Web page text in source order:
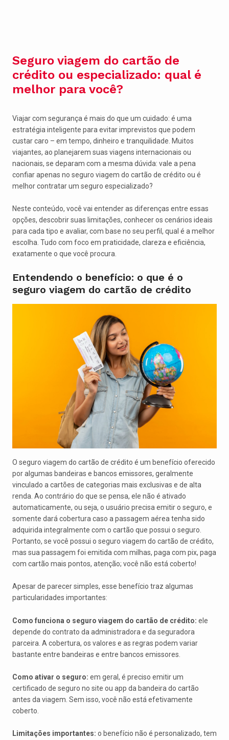
Seguro viagem do cartão de
crédito ou especializado: qual é
melhor para você?
Viajar com segurança é mais do que um cuidado: é uma
estratégia inteligente para evitar imprevistos que podem
custar caro – em tempo, dinheiro e tranquilidade. Muitos
viajantes, ao planejarem suas viagens internacionais ou
nacionais, se deparam com a mesma dúvida: vale a pena
confiar apenas no seguro viagem do cartão de crédito ou é
melhor contratar um seguro especializado?
Neste conteúdo, você vai entender as diferenças entre essas
opções, descobrir suas limitações, conhecer os cenários ideais
para cada tipo e avaliar, com base no seu perfil, qual é a melhor
escolha. Tudo com foco em praticidade, clareza e eficiência,
exatamente o que você procura.
Entendendo o benefício: o que é o
seguro viagem do cartão de crédito
O seguro viagem do cartão de crédito é um benefício oferecido
por algumas bandeiras e bancos emissores, geralmente
vinculado a cartões de categorias mais exclusivas e de alta
renda. Ao contrário do que se pensa, ele não é ativado
automaticamente, ou seja, o usuário precisa emitir o seguro, e
somente dará cobertura caso a passagem aérea tenha sido
adquirida integralmente com o cartão que possui o seguro.
Portanto, se você possui o seguro viagem do cartão de crédito,
mas sua passagem foi emitida com milhas, paga com pix, paga
com cartão mais pontos, atenção; você não está coberto!
Apesar de parecer simples, esse benefício traz algumas
particularidades importantes:
Como funciona o seguro viagem do cartão de crédito: ele
depende do contrato da administradora e da seguradora
parceira. A cobertura, os valores e as regras podem variar
bastante entre bandeiras e entre bancos emissores.
Como ativar o seguro: em geral, é preciso emitir um
certificado de seguro no site ou app da bandeira do cartão
antes da viagem. Sem isso, você não está efetivamente
coberto.
Limitações importantes: o benefício não é personalizado, tem